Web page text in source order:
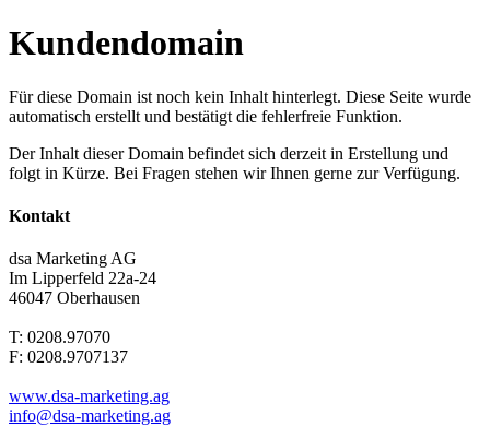
Kundendomain
Für diese Domain ist noch kein Inhalt hinterlegt. Diese Seite wurde
automatisch erstellt und bestätigt die fehlerfreie Funktion.
Der Inhalt dieser Domain befindet sich derzeit in Erstellung und
folgt in Kürze. Bei Fragen stehen wir Ihnen gerne zur Verfügung.
Kontakt
dsa Marketing AG
Im Lipperfeld 22a-24
46047 Oberhausen
T: 0208.97070
F: 0208.9707137
www.dsa-marketing.ag
info@dsa-marketing.ag